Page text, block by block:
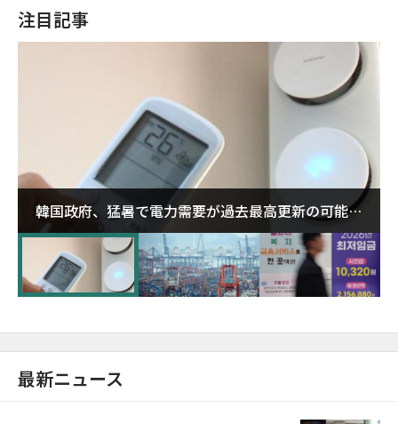
注目記事
韓国政府、猛暑で電力需要が過去最高更新の可能性
に需給対応体制を点検
最新ニュース